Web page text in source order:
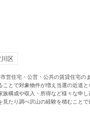
区
営住宅・公営・公共の賃貸住宅
とで対象物件が増え当選の近道
構成や収入・所得など様々な申
たり調べ沢山の経験を積むこと